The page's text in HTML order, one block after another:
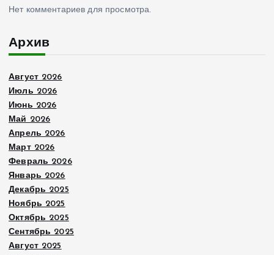
Нет комментариев для просмотра.
Архив
Август 2026
Июль 2026
Июнь 2026
Май 2026
Апрель 2026
Март 2026
Февраль 2026
Январь 2026
Декабрь 2025
Ноябрь 2025
Октябрь 2025
Сентябрь 2025
Август 2025